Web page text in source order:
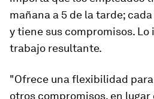
mañana a 5 de la tarde;
y tiene sus compromisos.
trabajo resultante.
"Ofrece una flexibilidad
otros compromisos, en